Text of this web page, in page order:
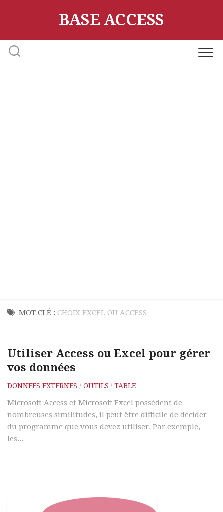
BASE ACCESS
MOT CLÉ : CHOIX EXCEL OU ACCESS
Utiliser Access ou Excel pour gérer
vos données
DONNEES EXTERNES / OUTILS / TABLE
Microsoft Access et Microsoft Excel possèdent de
nombreuses similitudes, il peut être difficile de décider
du programme que vous devez utiliser. Par exemple,
les...